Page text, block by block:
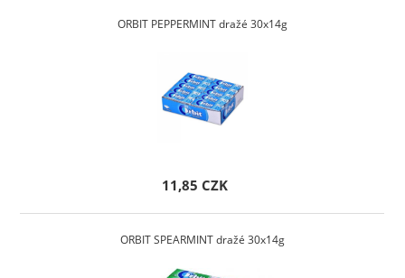
ORBIT PEPPERMINT dražé 30x14g
11,85 CZK
ORBIT SPEARMINT dražé 30x14g